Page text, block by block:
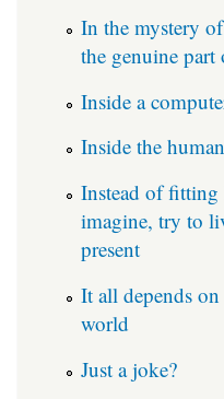
In the mystery
the genuine part
Inside a
Inside the
Instead of
imagine, try to
present
It all depends
world
Just a joke?